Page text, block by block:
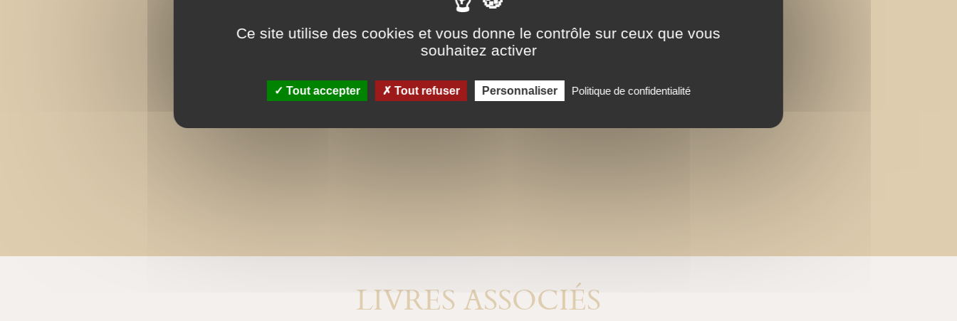
LIVRES ASSOCIÉS
Ce site utilise des cookies et vous donne le contrôle sur ceux que vous
souhaitez activer
Tout accepter Tout refuser Personnaliser Politique de confidentialité